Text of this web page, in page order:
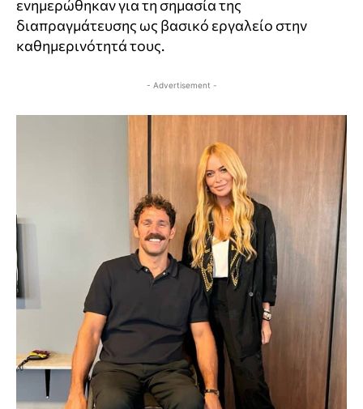
ενημερώθηκαν για τη σημασία της
διαπραγμάτευσης ως βασικό εργαλείο στην
καθημερινότητά τους.
- Advertisement -